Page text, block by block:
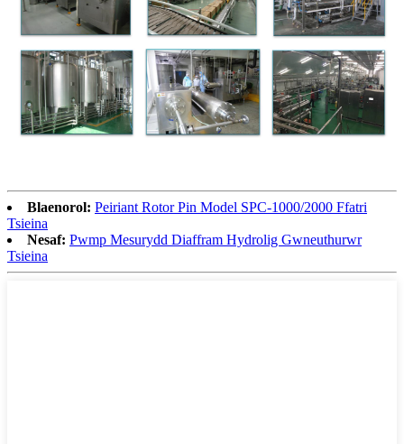
Blaenorol: Peiriant Rotor Pin Model SPC-1000/2000 Ffatri
Tsieina
Nesaf: Pwmp Mesurydd Diaffram Hydrolig Gwneuthurwr
Tsieina